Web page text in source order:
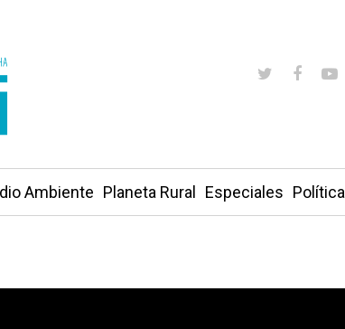
Ambiente Planeta Rural Especiales Política